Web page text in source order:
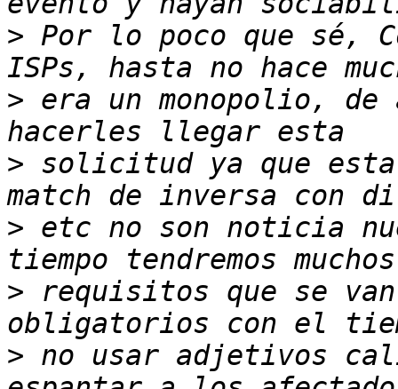
> Por lo poco que sé,
> era un monopolio, de
> solicitud ya que
> etc no son noticia
> requisitos que se
> no usar adjetivos